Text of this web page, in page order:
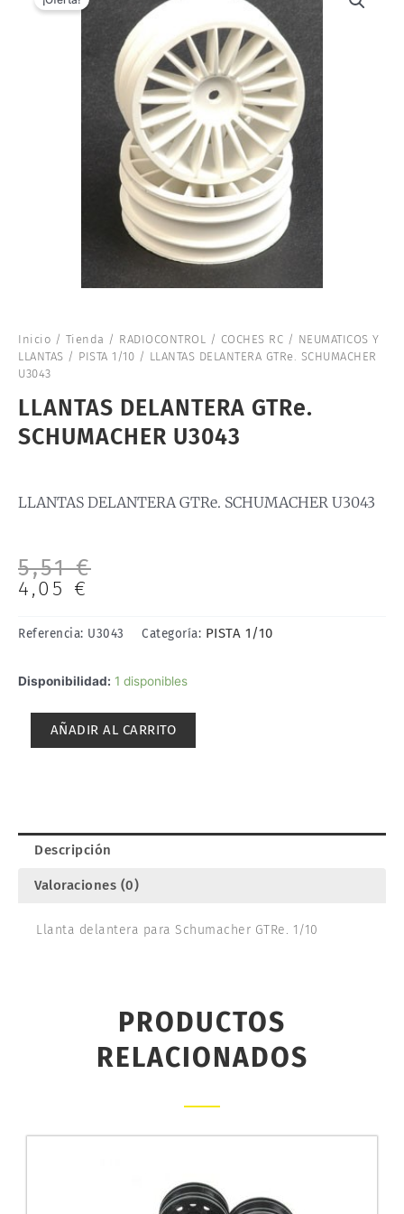
Inicio / Tienda / RADIOCONTROL / COCHES RC / NEUMATICOS Y
LLANTAS / PISTA 1/10 / LLANTAS DELANTERA GTRe. SCHUMACHER
U3043
LLANTAS DELANTERA GTRe.
SCHUMACHER U3043
LLANTAS DELANTERA GTRe. SCHUMACHER U3043
5,51€
El
precio
original
era:
5,51 €.
4,05 €
El
precio
actual
es:
4,05 €.
Referencia: U3043 Categoría: PISTA 1/10
Disponibilidad: 1 disponibles
LLANTAS
AÑADIR AL CARRITO
Descripción
Valoraciones (0)
Llanta delantera para Schumacher GTRe. 1/10
PRODUCTOS
RELACIONADOS